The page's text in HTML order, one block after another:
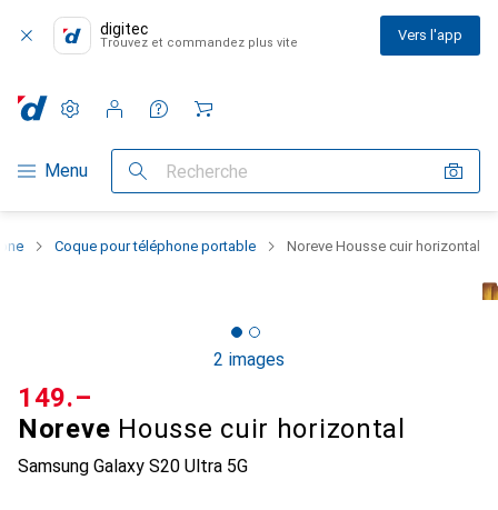
digitec
Trouvez et commandez plus vite Vers l'app
Navigation par catégorie
Menu Recherche
Paramètres
Compte client
Listes de comparaison
Listes d'envies
Panier
Coque pour téléphone portable Noreve Housse cuir horizontal
2 images
Noreve Housse cuir horizontal
Samsung Galaxy S20 Ultra 5G
CHF
149.–